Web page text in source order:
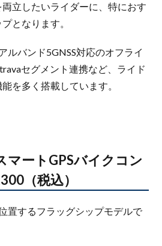
立したいライダーに、特におす
となります。
ルバンド5GNSS対応のオフライ
セグメント連携など、ライド
を多く搭載しています。
マートGPSバイクコン
（税込）
置するフラッグシップモデルで